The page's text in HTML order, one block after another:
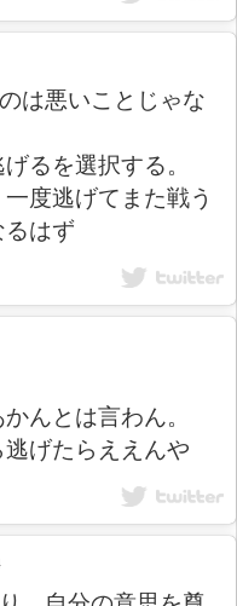
は悪いことじゃな
るを選択する。
度逃げてまた戦う
はず
んとは言わん。
げたらええんや